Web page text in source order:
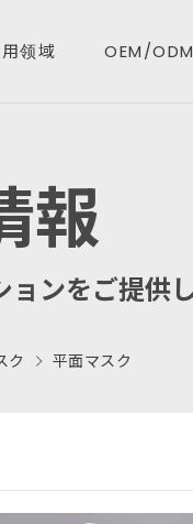
领域 OEM/
報
ョンをご提供
ク 平面マスク